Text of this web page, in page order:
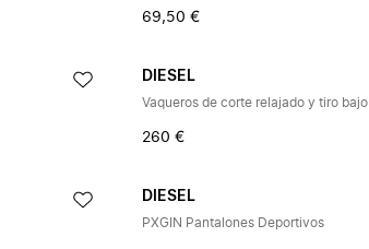
69,50 €
DIESEL
Vaqueros de corte relajado y tiro bajo
260 €
DIESEL
PXGIN Pantalones Deportivos